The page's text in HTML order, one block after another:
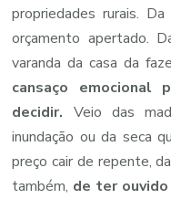
propriedades rurais.
orçamento apertado.
varanda da casa da
cansaço emocional
decidir. Veio das
inundação ou da seca
preço cair de repente,
também, de ter